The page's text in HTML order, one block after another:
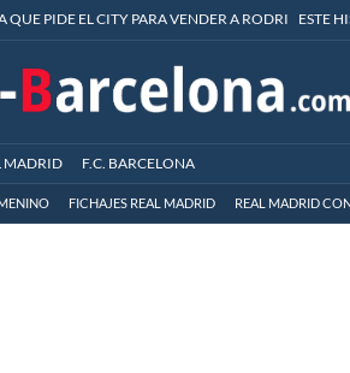
QUE PIDE EL CITY PARA VENDER A RODRI ESTE
MADRID F.C. BARCELONA
FICHAJES REAL MADRID REAL MADRID